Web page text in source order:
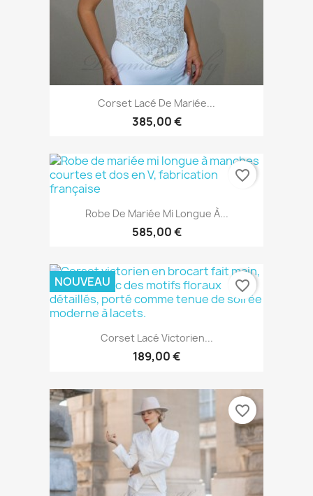
Corset Lacé De Mariée...
385,00 €
Robe De Mariée Mi Longue À...
585,00 €
favorite_border
Corset Lacé Victorien...
189,00 €
NOUVEAU favorite_border
favorite_border